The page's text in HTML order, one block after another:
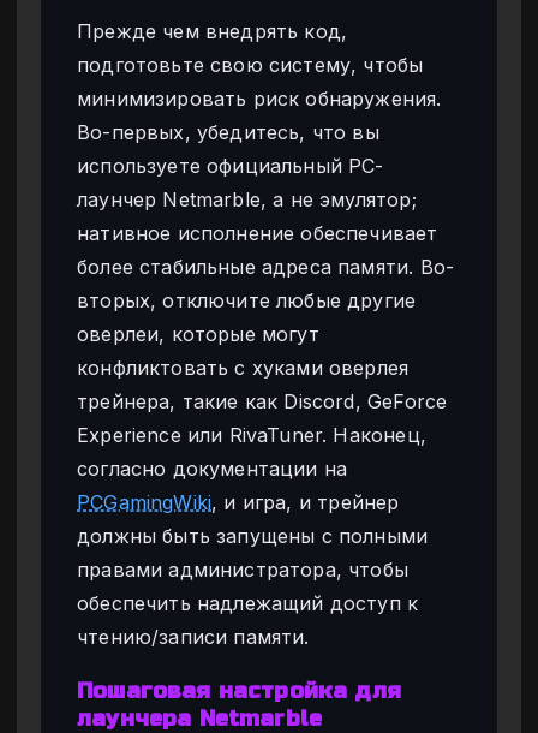
Прежде чем внедрять код,
подготовьте свою систему, чтобы
минимизировать риск обнаружения.
Во-первых, убедитесь, что вы
используете официальный PC-
лаунчер Netmarble, а не эмулятор;
нативное исполнение обеспечивает
более стабильные адреса памяти. Во-
вторых, отключите любые другие
оверлеи, которые могут
конфликтовать с хуками оверлея
трейнера, такие как Discord, GeForce
Experience или RivaTuner. Наконец,
согласно документации на
PCGamingWiki, и игра, и трейнер
должны быть запущены с полными
правами администратора, чтобы
обеспечить надлежащий доступ к
чтению/записи памяти.
Пошаговая настройка для
лаунчера Netmarble